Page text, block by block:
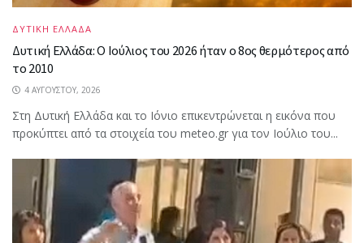
ΔΥΤΙΚΗ ΕΛΛΑΔΑ
Δυτική Ελλάδα: Ο Ιούλιος του 2026 ήταν ο 8ος θερμότερος από
το 2010
4 ΑΥΓΟΎΣΤΟΥ, 2026
Στη Δυτική Ελλάδα και το Ιόνιο επικεντρώνεται η εικόνα που
προκύπτει από τα στοιχεία του meteo.gr για τον Ιούλιο του...